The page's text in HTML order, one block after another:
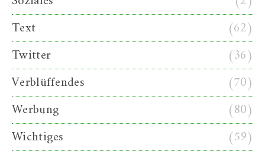
Text
(62)
Twitter
(36)
Verblüffendes
(70)
Werbung
(80)
Wichtiges
(59)